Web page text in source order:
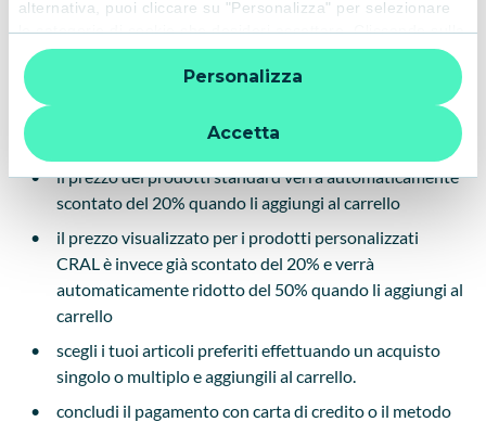
alternativa, puoi cliccare su "Personalizza" per selezionare
le categorie di cookie che desideri accettare. Cliccando sulla
“X” le impostazioni predefinite vengono lasciate invariate e
quindi la navigazione può continuare senza cookie o altri
strumenti di tracciamento diversi da quelli tecnici. Per
ulteriori informazioni:
informativa privacy
Accetta
Personalizza
mail un codice di conferma per garantire l’accesso.
Clicca su negozio e comincia i tuoi acquisti.
visualizza i prodotti presenti nel sito e la pagina
beneficiano del contributo del 50%
il prezzo dei prodotti standard verrà automaticamente
scontato del 20% quando li aggiungi al carrello
il prezzo visualizzato per i prodotti personalizzati
CRAL è invece già scontato del 20% e verrà
automaticamente ridotto del 50% quando li aggiungi al
carrello
scegli i tuoi articoli preferiti effettuando un acquisto
singolo o multiplo e aggiungili al carrello.
concludi il pagamento con carta di credito o il metodo